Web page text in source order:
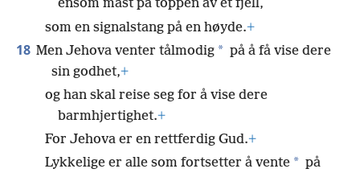
ensom mast på toppen av et fjell,
som en signalstang på en høyde.+
18 Men Jehova venter tålmodig * på å få vise dere
sin godhet,+
og han skal reise seg for å vise dere
barmhjertighet.+
For Jehova er en rettferdig Gud.+
Lykkelige er alle som fortsetter å vente * på